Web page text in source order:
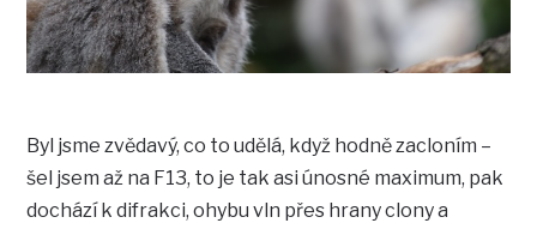
Byl jsme zvědavý, co to udělá, když hodně zacloním –
šel jsem až na F13, to je tak asi únosné maximum, pak
dochází k difrakci, ohybu vln přes hrany clony a